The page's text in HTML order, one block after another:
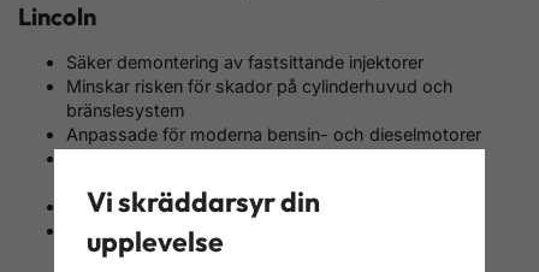
Lincoln
Säker demontering av fastsittande injektorer
Minskar risken för skador på cylinderhuvud och
bränslesystem
Anpassade för moderna bensin- och dieselmotorer
Effektiviserar service, felsökning och reparationer
Utvalda verktyg för Lincoln och Ford-relaterade
motorplattformar
Vi skräddarsyr din
upplevelse